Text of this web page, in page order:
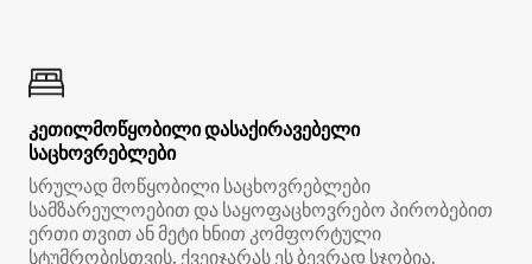
კეთილმოწყობილი დასაქირავებელი
საცხოვრებლები
სრულად მოწყობილი საცხოვრებლები
სამზარეულოებით და საყოფაცხოვრებო პირობებით
ერთი თვით ან მეტი ხნით კომფორტული
სტუმრობისთვის. ქვეიჯარას ეს ბევრად სჯობია.